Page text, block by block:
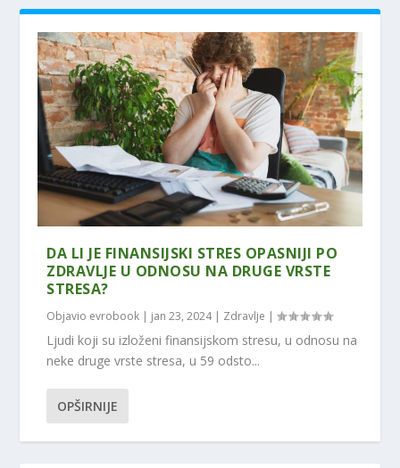
DA LI JE FINANSIJSKI STRES OPASNIJI PO
ZDRAVLJE U ODNOSU NA DRUGE VRSTE
STRESA?
Objavio evrobook | jan 23, 2024| Zdravlje |
Ljudi koji su izloženi finansijskom stresu, u odnosu na
neke druge vrste stresa, u 59 odsto...
OPŠIRNIJE